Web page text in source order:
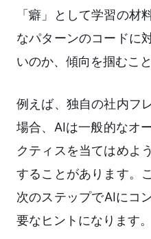
「癖」として学習の材
なパターンのコードに
いのか、傾向を掴むこ
例えば、独自の社内フ
場合、AIは一般的なオ
クティスを当てはめよ
することがあります。
次のステップでAIにコ
要なヒントになります。